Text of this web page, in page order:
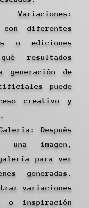
con diferentes
o ediciones
resultados
generación de
puede
creativo y
Después
una imagen,
para ver
generadas.
variaciones
o inspiración